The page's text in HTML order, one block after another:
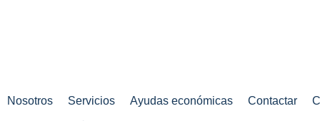
Nosotros Servicios Ayudas económicas Contactar